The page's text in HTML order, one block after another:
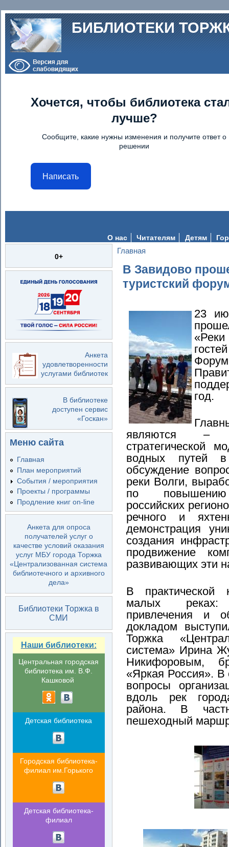
Перейти к основному содержанию
БИБЛИОТЕКИ
Хочется, чтобы библиотека
лучше?
Сообщите, какие нужны изменения и получите ответ о
решении
Написать
О нас Читателям Детям
0+
Анкета
удовлетворенности
услугами библиотек
В библиотеке
доступен сервис
«Госкан»
Меню сайта
Главная
План мероприятий
События / мероприятия
Проекты / программы
Продление книг on-line
Анкета для опроса
получателей услуг о
качестве условий оказания
услуг МБУ города Торжка
«Централизованная система
библиотечного и архивного
дела»
Библиотеки Торжка в
СМИ
Наши библиотеки:
Центральная городская
библиотека им. В.Ф.
Кашковой
Детская библиотека
Городская библиотека-
филиал им.Горького
Детская библиотека-
филиал
Вы здесь
Главная
В Завидово
туристский
23
год.
являются –
стратегической
водных путей в
обсуждение
реки Волги,
по повышению
российских
речного и
демонстрация
создания
продвижение
развивающих эти
В практической
малых реках:
привлечения и
докладом
Торжка
система» Ирина
Никифоровым,
«Яркая Россия».
вопросы
вдоль рек
района. В
пешеходный